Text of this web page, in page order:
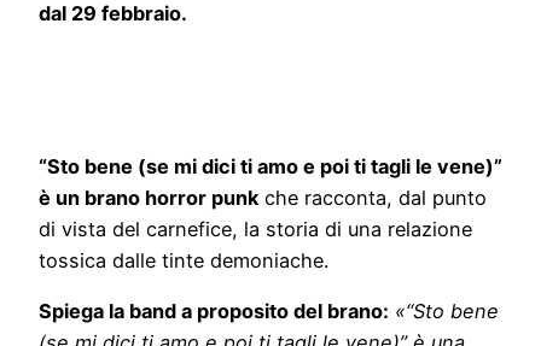
dal 29 febbraio.
“Sto bene (se mi dici ti amo e poi ti tagli le vene)”
è un brano horror punkche racconta, dal punto
di vista del carnefice, la storia di una relazione
tossica dalle tinte demoniache.
Spiega la band a proposito del brano: «“Sto bene